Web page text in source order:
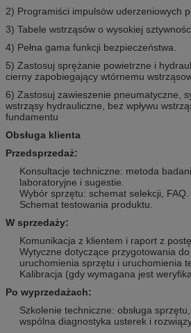
2) Programiści impulsów uderzeniowych
3) Tabele wstrząsów o wysokiej
4) Pełna gama funkcji bezpieczeństwa.
5) Zastosuj sprężanie powietrzne i
cierny zapobiegający wtórnemu
6) Zastosuj zawieszenie pneumatyczne,
wstrząsy hydrauliczne, bez wpływu
fundamentu
Obsługa klienta
Przedsprzedaż:
Konsultacje techniczne: metoda
laboratoryjne i sugestie.
Wybór sprzętu: schemat selekcji, FAQ.
Schemat testowania produktu.
W sprzedaży:
Komunikacja z klientem i raport z
Wytyczne dotyczące przygotowania
uruchomienia sprzętu i uruchomienia
Kalibracja (gdy wymagana jest
Po wyprzedażach:
Szkolenie techniczne: obsługa
wspólna diagnostyka usterek i